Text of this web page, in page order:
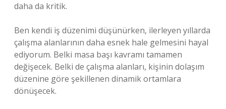
daha da kritik.
Ben kendi iş düzenimi düşünürken, ilerleyen yıllarda
çalışma alanlarının daha esnek hale gelmesini hayal
ediyorum. Belki masa başı kavramı tamamen
değişecek. Belki de çalışma alanları, kişinin dolaşım
düzenine göre şekillenen dinamik ortamlara
dönüşecek.